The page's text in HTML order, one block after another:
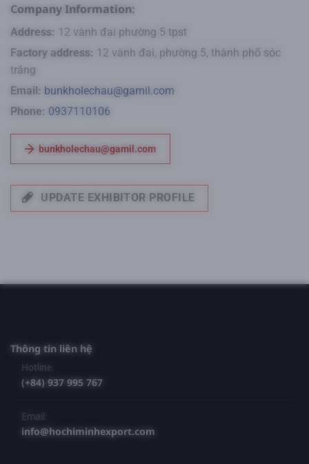
Company Information:
Address: 12 vành đai phường 5 tpst
Factory address: 12 vành đai, phường 5, thành phố sóc
trăng
Email: bunkholechau@gamil.com
Phone: 0937110106
bunkholechau@gamil.com
UPDATE EXHIBITOR PROFILE
Thông tin liên hệ
Hotline:
(+84) 937 995 767
Email:
info@hochiminhexport.com